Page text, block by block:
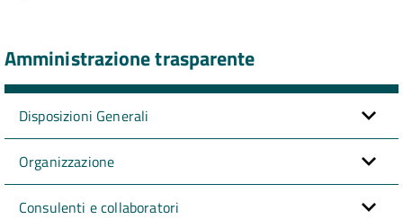
Amministrazione trasparente
Disposizioni Generali
Organizzazione
Consulenti e collaboratori